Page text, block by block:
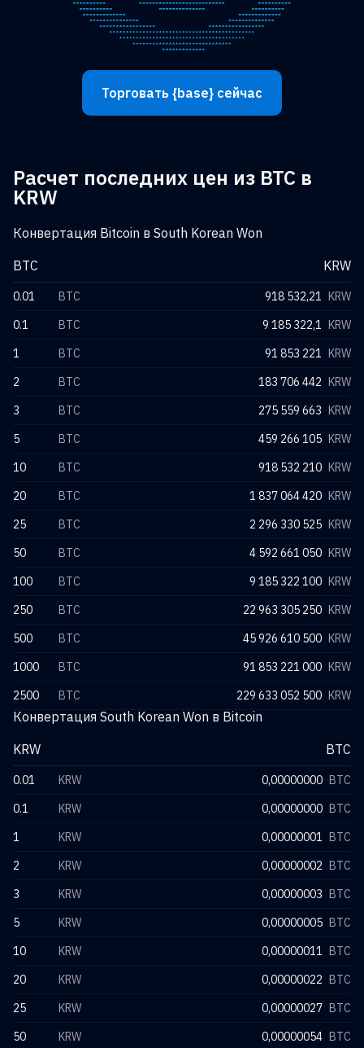
Торговать {base} сейчас
Расчет последних цен из BTC в
KRW
Конвертация Bitcoin в South Korean Won
BTC
KRW
0.01 BTC 918 532,21 KRW
0.1
BTC 9 185 322,1 KRW
1
BTC 91 853 221 KRW
2
BTC 183 706 442 KRW
3
BTC 275 559 663 KRW
5
BTC 459 266 105 KRW
10
BTC 918 532 210 KRW
20
BTC 1 837 064 420 KRW
25
BTC 2 296 330 525 KRW
50
BTC 4 592 661 050 KRW
100
BTC 9 185 322 100 KRW
250
BTC 22 963 305 250 KRW
500
BTC 45 926 610 500 KRW
1000
BTC 91 853 221 000 KRW
2500
BTC 229 633 052 500 KRW
Конвертация South Korean Won в Bitcoin
KRW
BTC
0.01 KRW 0,00000000 BTC
0.1
KRW 0,00000000 BTC
1
KRW 0,00000001 BTC
2
KRW 0,00000002 BTC
3
KRW 0,00000003 BTC
5
KRW 0,00000005 BTC
10
KRW 0,00000011 BTC
20
KRW 0,00000022 BTC
25
KRW 0,00000027 BTC
50
KRW 0,00000054 BTC